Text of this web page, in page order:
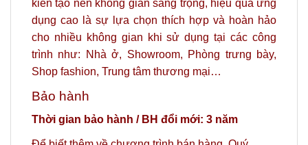
kiến tạo nên không gian sang trọng, hiệu quả ứng
dụng cao là sự lựa chọn thích hợp và hoàn hảo
cho nhiều không gian khi sử dụng tại các công
trình như: Nhà ở, Showroom, Phòng trưng bày,
Shop fashion, Trung tâm thương mại…
Bảo hành
Thời gian bảo hành / BH đổi mới: 3 năm